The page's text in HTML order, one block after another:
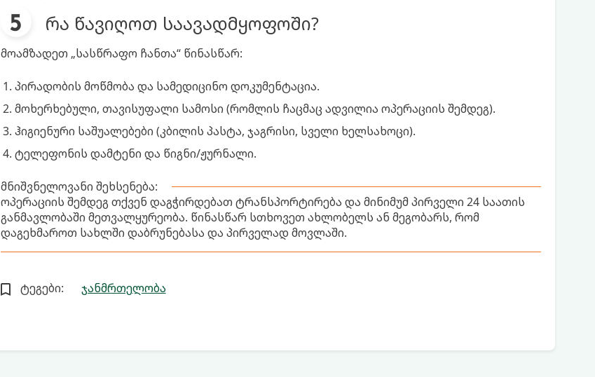
რა წავიღოთ საავადმყოფოში?
მოამზადეთ „სასწრაფო ჩანთა“ წინასწარ:
პირადობის მოწმობა და სამედიცინო დოკუმენტაცია.
მოხერხებული, თავისუფალი სამოსი (რომლის ჩაცმაც ადვილია ოპერაციის შემდეგ).
ჰიგიენური საშუალებები (კბილის პასტა, ჯაგრისი, სველი ხელსახოცი).
ტელეფონის დამტენი და წიგნი/ჟურნალი.
მნიშვნელოვანი შეხსენება:
ოპერაციის შემდეგ თქვენ დაგჭირდებათ ტრანსპორტირება და მინიმუმ პირველი 24 საათის
განმავლობაში მეთვალყურეობა. წინასწარ სთხოვეთ ახლობელს ან მეგობარს, რომ
დაგეხმაროთ სახლში დაბრუნებასა და პირველად მოვლაში.
ტეგები: ჯანმრთელობა